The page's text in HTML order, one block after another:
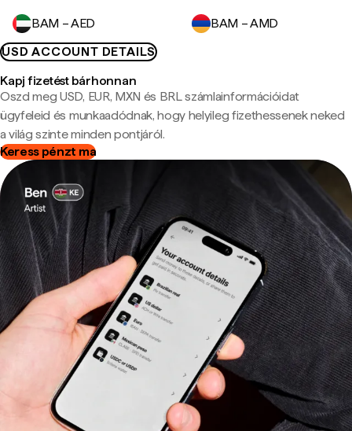
BAM – AED
BAM – AMD
USD ACCOUNT DETAILS
Kapj fizetést bárhonnan
Oszd meg USD, EUR, MXN és BRL számlainformációidat
ügyfeleid és munkaadódnak, hogy helyileg fizethessenek neked
a világ szinte minden pontjáról.
Keress pénzt ma